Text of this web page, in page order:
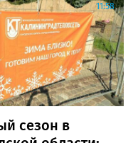
11:58
сезон в